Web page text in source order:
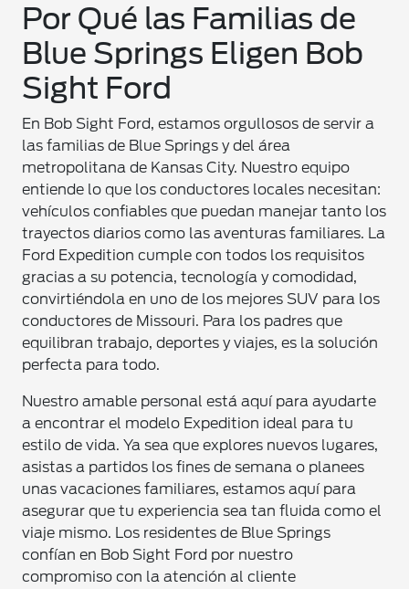
Por Qué las Familias de
Blue Springs Eligen Bob
Sight Ford
En Bob Sight Ford, estamos orgullosos de servir a
las familias de Blue Springs y del área
metropolitana de Kansas City. Nuestro equipo
entiende lo que los conductores locales necesitan:
vehículos confiables que puedan manejar tanto los
trayectos diarios como las aventuras familiares. La
Ford Expedition cumple con todos los requisitos
gracias a su potencia, tecnología y comodidad,
convirtiéndola en uno de los mejores SUV para los
conductores de Missouri. Para los padres que
equilibran trabajo, deportes y viajes, es la solución
perfecta para todo.
Nuestro amable personal está aquí para ayudarte
a encontrar el modelo Expedition ideal para tu
estilo de vida. Ya sea que explores nuevos lugares,
asistas a partidos los fines de semana o planees
unas vacaciones familiares, estamos aquí para
asegurar que tu experiencia sea tan fluida como el
viaje mismo. Los residentes de Blue Springs
confían en Bob Sight Ford por nuestro
compromiso con la atención al cliente